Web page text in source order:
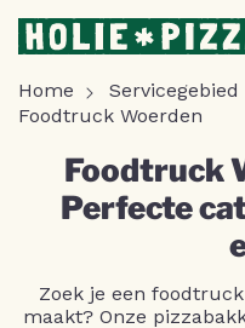
Home
Servicegebied
Foodtruck Woerden
Foodtruck
Perfecte
Zoek je een
maakt? Onze